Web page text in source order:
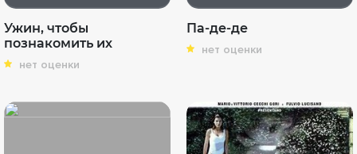
Ужин, чтобы
познакомить их
нет оценки
Па-де-де
нет оценки